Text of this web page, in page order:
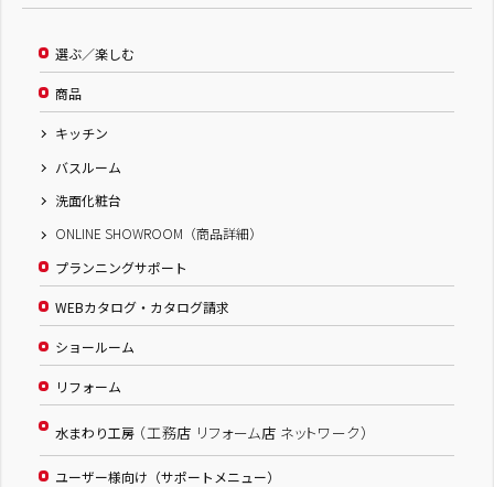
選ぶ／楽しむ
商品
キッチン
バスルーム
洗面化粧台
ONLINE SHOWROOM（商品詳細）
プランニングサポート
WEBカタログ・カタログ請求
ショールーム
リフォーム
水まわり工房 （工務店 リフォーム店 ネットワーク）
ユーザー様向け（サポートメニュー）